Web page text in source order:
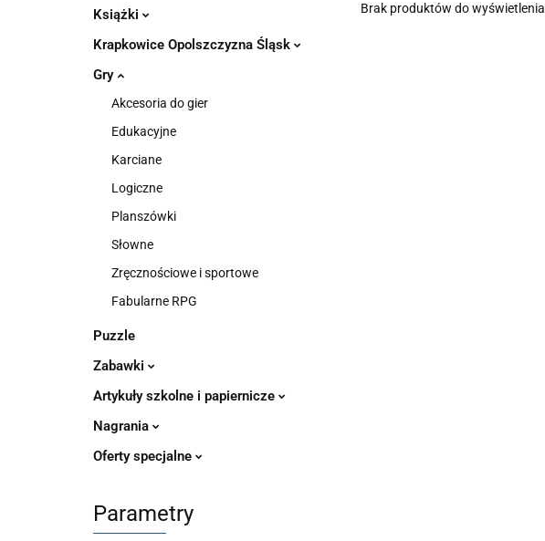
Książki
Krapkowice Opolszczyzna Śląsk
Gry
Akcesoria do gier
Edukacyjne
Karciane
Logiczne
Planszówki
Słowne
Zręcznościowe i sportowe
Fabularne RPG
Puzzle
Zabawki
Artykuły szkolne i papiernicze
Nagrania
Oferty specjalne
Parametry
Brak produktów do wyświetlenia